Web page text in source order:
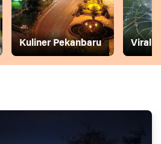
Kuliner Pekanbaru Viral